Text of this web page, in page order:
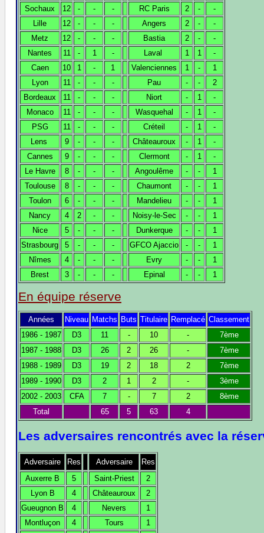
Sochaux
12 - - - RC Paris 2 -
-
Lille
12 - - - Angers 2 -
-
Metz
12 - - - Bastia 2 -
-
Nantes
11 - 1 - Laval 1 1
-
Caen
10 1 - 1 Valenciennes 1 -
1
Lyon
11 - - - Pau - -
2
Bordeaux
11 - - - Niort - 1
-
Monaco
11 - - - Wasquehal - 1
-
PSG
11 - - - Créteil - 1
-
Lens
9 - - - Châteauroux - 1
-
Cannes
9 - - - Clermont - 1
-
Le Havre
8 - - - Angoulême - -
1
Toulouse
8 - - - Chaumont - -
1
Toulon
6 - - - Mandelieu - -
1
Nancy
4 2 - - Noisy-le-Sec - -
1
Nice
5 - - - Dunkerque - -
1
Strasbourg
5 - - - GFCO Ajaccio - -
1
Nîmes
4 - - - Evry - -
1
Brest
3 - - - Epinal - - 1
En équipe réserve
Années Niveau Matchs Buts Titulaire Remplacé Classement
1986 - 1987
D3 11 - 10 -
7ème
1987 - 1988
D3 26 2 26 -
7ème
1988 - 1989
D3 19 2 18 2
7ème
1989 - 1990
D3 2 1 2 -
3ème
2002 - 2003
CFA 7 - 7 2
8ème
Total
65 5 63 4
Les adversaires rencontrés avec la
Adversaire Res Adversaire
Res
Auxerre B
5 Saint-Priest
2
Lyon B
4 Châteauroux
2
Gueugnon B
4 Nevers
1
Montluçon
4 Tours
1